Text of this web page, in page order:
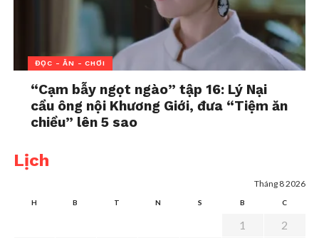
ĐỌC - ĂN - CHƠI
“Cạm bẫy ngọt ngào” tập 16: Lý Nại
cầu ông nội Khương Giới, đưa “Tiệm ăn
chiều” lên 5 sao
Lịch
Tháng 8 2026
H B T N S B C
1
2